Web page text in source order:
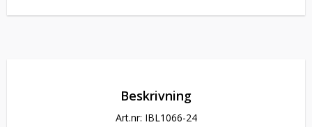
Beskrivning
Art.nr: IBL1066-24